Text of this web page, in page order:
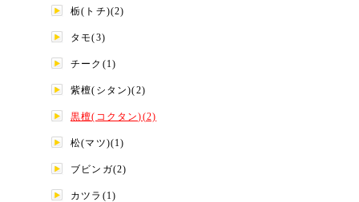
栃(トチ)(2)
タモ(3)
チーク(1)
紫檀(シタン)(2)
黒檀(コクタン)(2)
松(マツ)(1)
ブビンガ(2)
カツラ(1)